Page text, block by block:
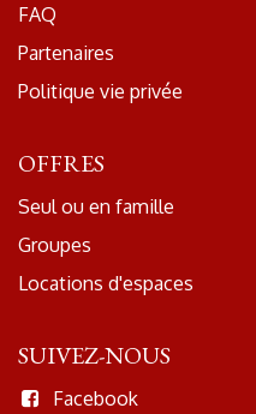
FAQ
Partenaires
Politique vie privée
OFFRES
Seul ou en famille
Groupes
Locations d'espaces
SUIVEZ-NOUS
Facebook